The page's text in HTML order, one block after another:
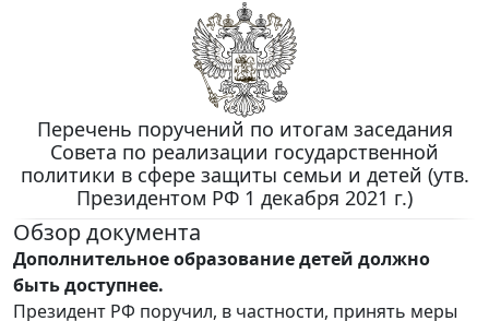
Перечень поручений по итогам заседания
Совета по реализации государственной
политики в сфере защиты семьи и детей (утв.
Президентом РФ 1 декабря 2021 г.)
Обзор документа
Дополнительное образование детей должно
быть доступнее.
Президент РФ поручил, в частности, принять меры